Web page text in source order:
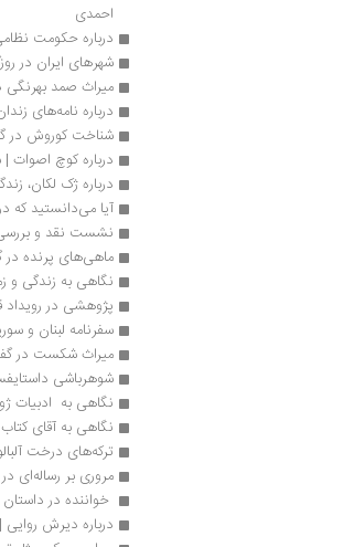
احمدی
درباره حكومت
شهرهای ایران در
میراث صمد بهرنگی
درباره نامه‌های
شناخت کوروش در
درباره کوچ اصوات
درباره ژک لکان،
آیا می‌دانستید که
نشست نقد و بررسی
ماهی‌های پرنده در
نگاهی به زندگی و
پژوهشی در
سفرنامه لبنان و سوریه در
میراث شكست در
شوهرباشی
نگاهی به  ادبیات
نگاهی به آقای
ترکه‌های درخت
مروری بر رساله‌ای
خواننده در داستان
درباره دیرش روایی